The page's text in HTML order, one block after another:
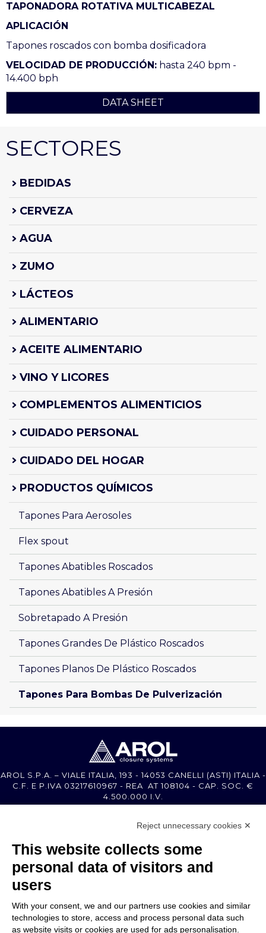
TAPONADORA ROTATIVA MULTICABEZAL
APLICACIÓN
Tapones roscados con bomba dosificadora
VELOCIDAD DE PRODUCCIÓN: hasta 240 bpm -
14.400 bph
DATA SHEET
SECTORES
BEDIDAS
CERVEZA
AGUA
ZUMO
LÁCTEOS
ALIMENTARIO
ACEITE ALIMENTARIO
VINO Y LICORES
COMPLEMENTOS ALIMENTICIOS
CUIDADO PERSONAL
CUIDADO DEL HOGAR
PRODUCTOS QUÍMICOS
Tapones Para Aerosoles
Flex spout
Tapones Abatibles Roscados
Tapones Abatibles A Presión
Sobretapado A Presión
Tapones Grandes De Plástico Roscados
Tapones Planos De Plástico Roscados
Tapones Para Bombas De Pulverización
AROL S.P.A. – VIALE ITALIA, 193 - 14053 CANELLI (ASTI) ITALIA -
C.F. E P.IVA 03217610967 - REA AT 108104 - CAP. SOC. €
4.500.000 I.V.
MEMBER OF
EMPRESA
ATENCIÓN AL CLIENTE
Reject unnecessary cookies ✕
This website collects some
personal data of visitors and
users
With your consent, we and our partners use cookies and similar
technologies to store, access and process personal data such
as website visits or cookies are used for ads personalisation.